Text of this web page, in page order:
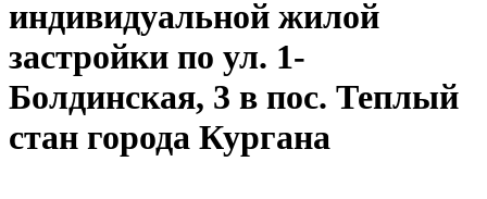
индивидуальной жилой
застройки по ул. 1-
Болдинская, 3 в пос. Теплый
стан города Кургана